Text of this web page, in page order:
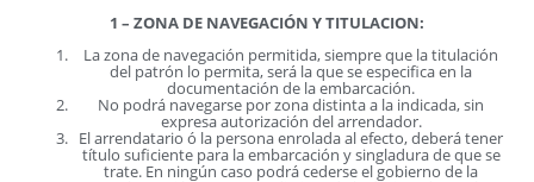
1 – ZONA DE NAVEGACIÓN Y TITULACION:
La zona de navegación permitida, siempre que la titulación
del patrón lo permita, será la que se especifica en la
documentación de la embarcación.
No podrá navegarse por zona distinta a la indicada, sin
expresa autorización del arrendador.
El arrendatario ó la persona enrolada al efecto, deberá tener
título suficiente para la embarcación y singladura de que se
trate. En ningún caso podrá cederse el gobierno de la